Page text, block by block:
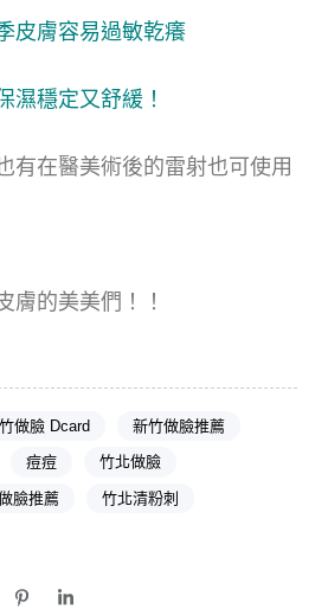
皮膚容易過敏乾癢
濕穩定又舒緩！
有在醫美術後的雷射也可使用
膚的美美們！！
做臉 Dcard 新竹做臉推薦
痘痘 竹北做臉
臉推薦 竹北清粉刺